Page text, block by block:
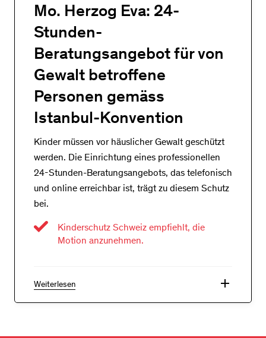
Mo. Herzog Eva: 24-
Stunden-
Beratungsangebot für von
Gewalt betroffene
Personen gemäss
Istanbul-Konvention
Kinder müssen vor häuslicher Gewalt geschützt
werden. Die Einrichtung eines professionellen
24-Stunden-Beratungsangebots, das telefonisch
und online erreichbar ist, trägt zu diesem Schutz
bei.
Kinderschutz Schweiz empfiehlt, die
Motion anzunehmen.
Weiterlesen add